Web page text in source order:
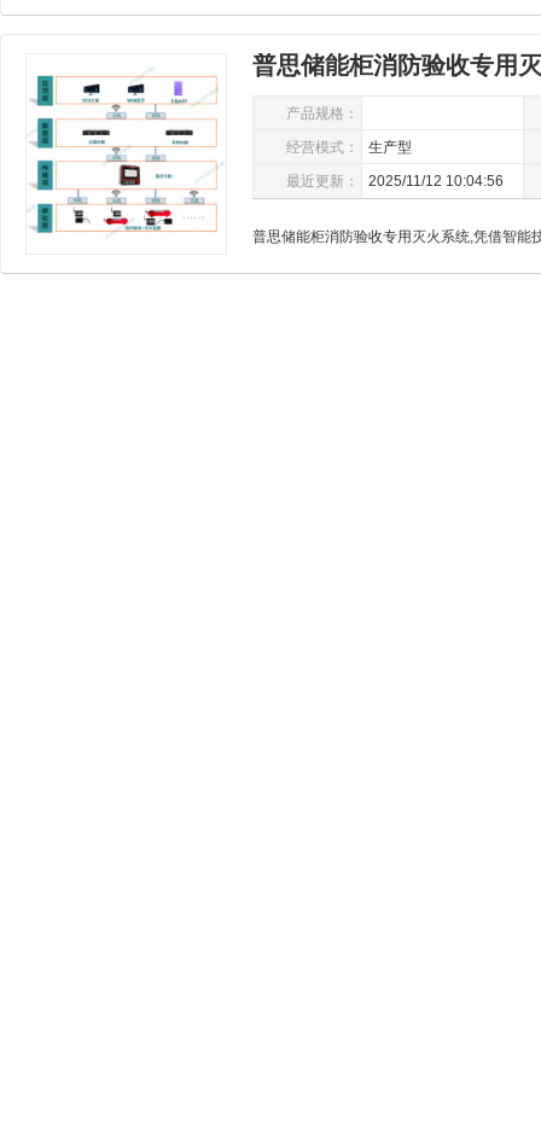
普思储能柜消防验收专用
产品规格：
经营模式：
生产型
最近更新：
2025/11/12 10:04:56